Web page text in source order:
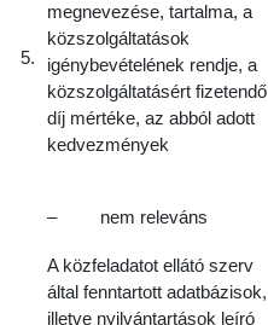
5.
megnevezése, tartalma, a
közszolgáltatások
igénybevételének rendje, a
közszolgáltatásért fizetendő
díj mértéke, az abból adott
kedvezmények
– nem releváns
A közfeladatot ellátó szerv
által fenntartott adatbázisok,
illetve nyilvántartások leíró